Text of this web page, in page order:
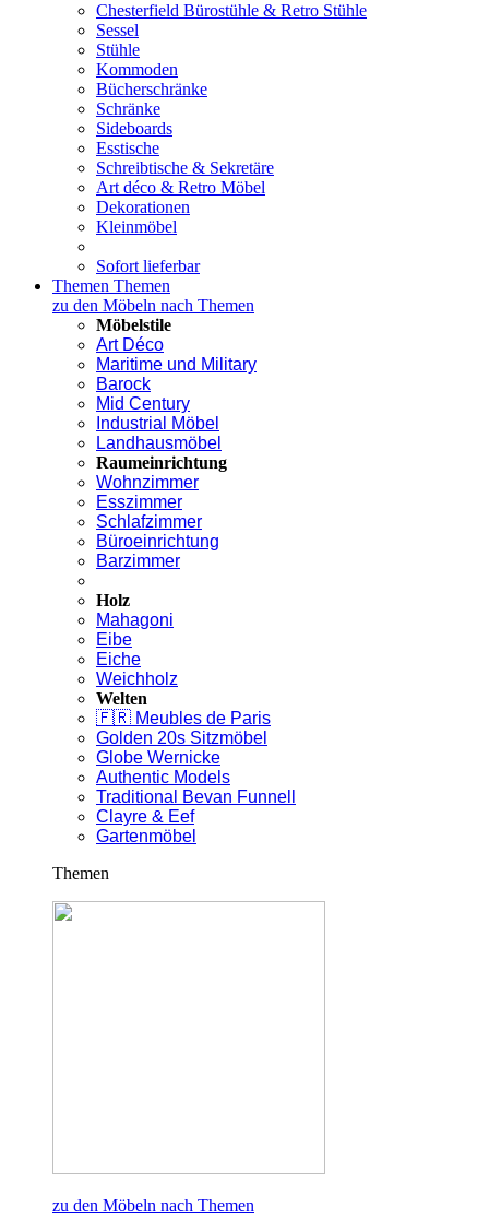
Chesterfield Bürostühle & Retro Stühle
Sessel
Stühle
Kommoden
Bücherschränke
Schränke
Sideboards
Esstische
Schreibtische & Sekretäre
Art déco & Retro Möbel
Dekorationen
Kleinmöbel
Sofort lieferbar
Themen Themen
zu den Möbeln nach Themen
Möbelstile
Art Déco
Maritime und Military
Barock
Mid Century
Industrial Möbel
Landhausmöbel
Raumeinrichtung
Wohnzimmer
Esszimmer
Schlafzimmer
Büroeinrichtung
Barzimmer
Holz
Mahagoni
Eibe
Eiche
Weichholz
Welten
🇫🇷 Meubles de Paris
Golden 20s Sitzmöbel
Globe Wernicke
Authentic Models
Traditional Bevan Funnell
Clayre & Eef
Gartenmöbel
Themen
zu den Möbeln nach Themen